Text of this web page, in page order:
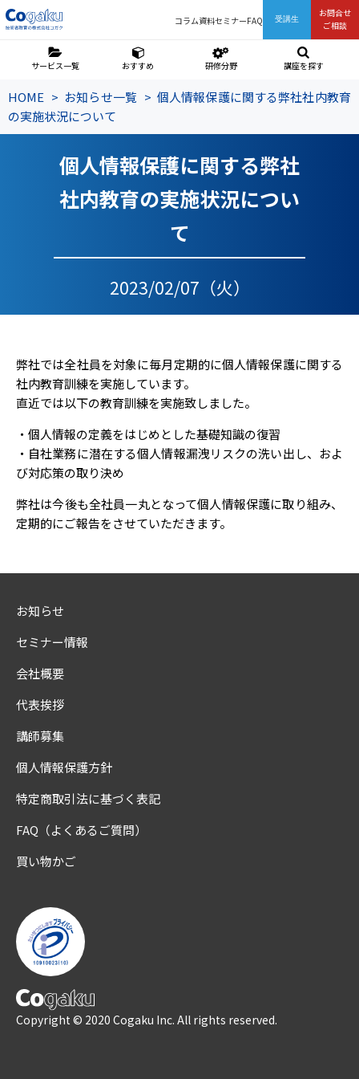
コラム資料セミナーFAQ 受講生
お問合せ
ご相談
サービス一覧 おすすめ 研修分野 講座を探す
HOME お知らせ一覧
個人情報保護に関する弊社社内教育
の実施状況について
個人情報保護に関する弊社
社内教育の実施状況につい
て
2023/02/07（火）
弊社では全社員を対象に毎月定期的に個人情報保護に関する
社内教育訓練を実施しています。
直近では以下の教育訓練を実施致しました。
・個人情報の定義をはじめとした基礎知識の復習
・自社業務に潜在する個人情報漏洩リスクの洗い出し、およ
び対応策の取り決め
弊社は今後も全社員一丸となって個人情報保護に取り組み、
定期的にご報告をさせていただきます。
お知らせ
セミナー情報
会社概要
代表挨拶
講師募集
個人情報保護方針
特定商取引法に基づく表記
FAQ（よくあるご質問）
買い物かご
Copyright © 2020 Cogaku Inc. All rights reserved.